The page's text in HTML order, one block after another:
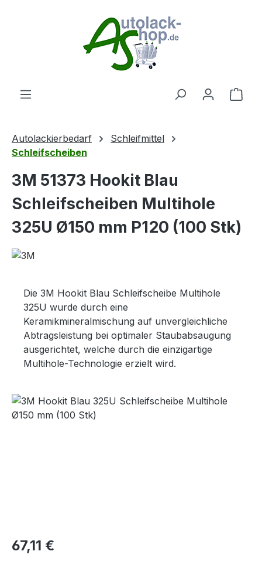
Autolackierbedarf
Schleifmittel
Schleifscheiben
3M 51373 Hookit Blau
Schleifscheiben Multihole
325U Ø150 mm P120 (100 Stk)
Die 3M Hookit Blau Schleifscheibe Multihole
325U wurde durch eine
Keramikmineralmischung auf unvergleichliche
Abtragsleistung bei optimaler Staubabsaugung
ausgerichtet, welche durch die einzigartige
Multihole-Technologie erzielt wird.
Bildergalerie überspringen
Regulärer Preis:
67,11 €